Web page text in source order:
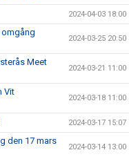
2024-04-03 18:00
omgång
2024-03-25 20:50
Meet
2024-03-21 11:00
Vit
2024-03-18 11:00
2024-03-17 15:07
den 17 mars
2024-03-14 13:00